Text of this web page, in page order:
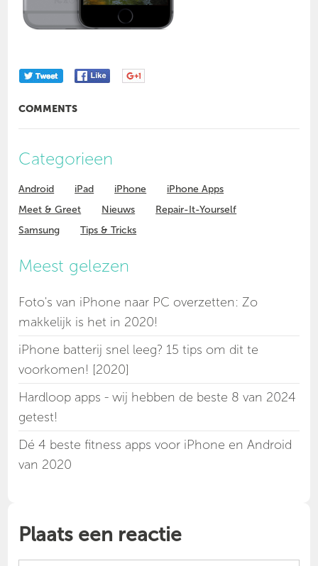
COMMENTS
Categorieen
Android iPad iPhone
iPhone Apps
Meet & Greet
Nieuws
Repair-It-Yourself
Samsung
Tips & Tricks
Meest gelezen
Foto's van iPhone naar PC overzetten: Zo
makkelijk is het in 2020!
iPhone batterij snel leeg? 15 tips om dit te
voorkomen! [2020]
Hardloop apps - wij hebben de beste 8 van 2024
getest!
Dé 4 beste fitness apps voor iPhone en Android
van 2020
Plaats een reactie